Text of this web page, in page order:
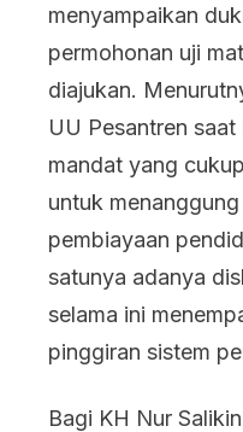
menyampaikan
permohonan uji
diajukan.
UU Pesantren
mandat yang
untuk
pembiayaan
satunya adanya
selama ini
pinggiran sistem
Bagi KH Nur